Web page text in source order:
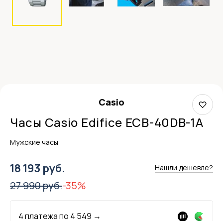
Casio
Часы Casio Edifice ECB-40DB-1A
Мужские часы
18 193 руб. Нашли дешевле?
27 990 руб.-35%
4 платежа по 4 549 →